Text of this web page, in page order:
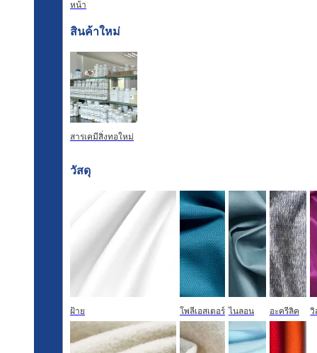
หน้า
สินค้าใหม่
สารเคมีสิ่งทอใหม่
วัสดุ
ฝ้าย โพลีเอสเตอร์ ไนลอน อะครีลิค วิ